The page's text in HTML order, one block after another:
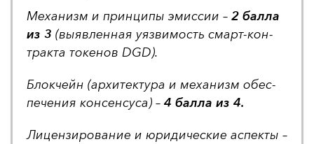
Ме­ха­низм и прин­ци­пы эмис­сии – 2 бал­ла
из 3 (вы­яв­лен­ная у­яз­ви­мость смарт-кон­
трак­та то­ке­нов DGD).
Блок­чейн (ар­хи­тек­ту­ра и ме­ха­низм обес­
пе­че­ния кон­сен­су­са) – 4 бал­ла из 4.
Ли­цен­зи­ро­ва­ние и юри­ди­чес­кие ас­пек­ты –